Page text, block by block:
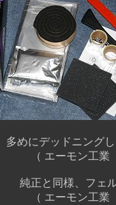
デッドニングした
工業 品番
同様、フェルト素
工業 品番